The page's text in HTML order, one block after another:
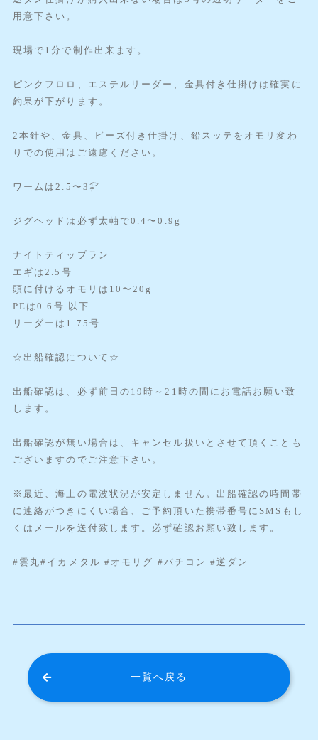
用意下さい。
現場で1分で制作出来ます。
ピンクフロロ、エステルリーダー、金具付き仕掛けは確実に
釣果が下がります。
2本針や、金具、ビーズ付き仕掛け、鉛スッテをオモリ変わ
りでの使用はご遠慮ください。
ワームは2.5〜3㌅
ジグヘッドは必ず太軸で0.4〜0.9g
ナイトティップラン
エギは2.5号
頭に付けるオモリは10〜20g
PEは0.6号 以下
リーダーは1.75号
☆出船確認について☆
出船確認は、必ず前日の19時～21時の間にお電話お願い致
します。
出船確認が無い場合は、キャンセル扱いとさせて頂くことも
ございますのでご注意下さい。
※最近、海上の電波状況が安定しません。出船確認の時間帯
に連絡がつきにくい場合、ご予約頂いた携帯番号にSMSもし
くはメールを送付致します。必ず確認お願い致します。
#雲丸#イカメタル #オモリグ #バチコン #逆ダン
一覧へ戻る